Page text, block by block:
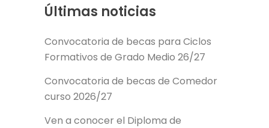
Últimas noticias
Convocatoria de becas para Ciclos
Formativos de Grado Medio 26/27
Convocatoria de becas de Comedor
curso 2026/27
Ven a conocer el Diploma de